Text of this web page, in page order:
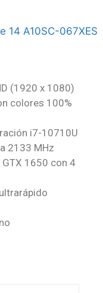
(1920 x 1080)
colores 100%
i7-10710U
2133 MHz
1650 con 4